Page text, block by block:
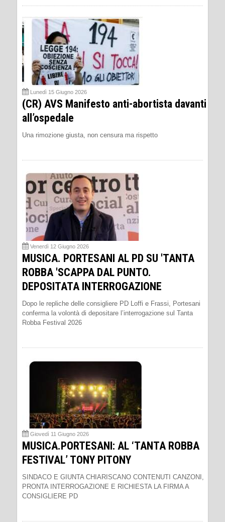
Lunedì 15 Giugno 2026
(CR) AVS Manifesto anti-abortista davanti
all’ospedale
Una rimozione giusta, non censura ma rispetto
Venerdì 12 Giugno 2026
MUSICA. PORTESANI AL PD SU 'TANTA
ROBBA 'SCAPPA DAL PUNTO.
DEPOSITATA INTERROGAZIONE
Dopo le repliche delle consigliere PD Loffi e Frassi, Portesani
conferma la volontà di depositare l’interrogazione sul Tanta
Robba Festival 2026
Giovedì 11 Giugno 2026
MUSICA.PORTESANI: AL ‘TANTA ROBBA
FESTIVAL’ TONY PITONY
SINDACO E GIUNTA CHIARISCANO CONTENUTI CANZONI,
PRONTA INTERROGAZIONE E RICHIESTA LA FIRMA A
CONSIGLIERE PD